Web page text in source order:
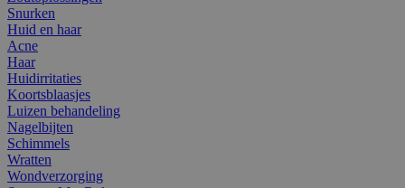
Snurken
Huid en haar
Acne
Haar
Huidirritaties
Koortsblaasjes
Luizen behandeling
Nagelbijten
Schimmels
Wratten
Wondverzorging